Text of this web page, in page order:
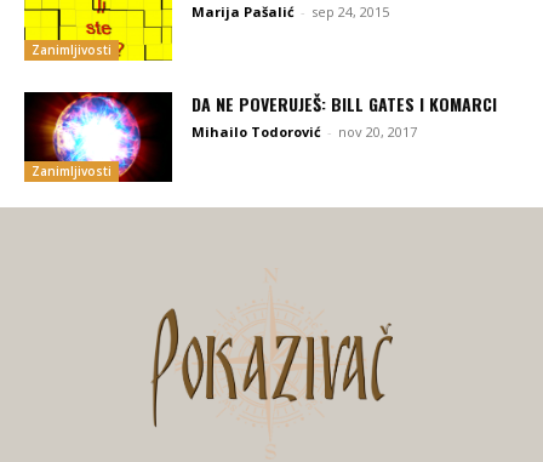
Zanimljivosti
Marija Pašalić - sep 24, 2015
Zanimljivosti
DA NE POVERUJEŠ: BILL GATES I KOMARCI
Mihailo Todorović - nov 20, 2017